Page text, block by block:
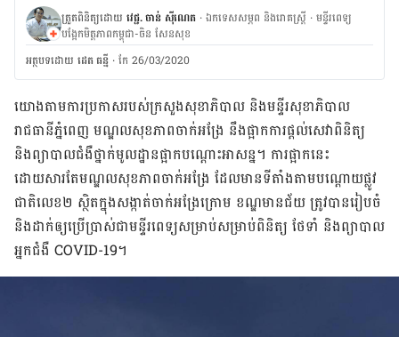
ត្រួតពិនិត្យដោយ វេជ្ជ. ចាន់ ស៊ីណេត ·ឯកទេសសម្ភព និងរោគស្ត្រី ·ម​ន្ទីរពេទ្យ
បង្អែកមិត្តភាពកម្ពុជា-ចិន សែនសុខ
អត្ថបទ​ដោយ ដេត ធន្នី ·កែ 26/03/2020
យោង​តាម​ការ​ប្រកាស​របស់​ក្រសួង​សុខាភិបាល និង​មន្ទីរ​សុខាភិបាល​
រាជធានី​​ភ្នំពេញ មណ្ឌល​សុខភាព​ចាក់អង្រែ នឹង​ផ្អាក​ការ​ផ្តល់​សេវា​ពិនិត្យ
និង​ព្យាបាល​ជំងឺ​ថ្នាក់​មូលដ្ឋាន​ផ្អាក​បណ្តោះ​អាសន្ន។ ការ​ផ្អាក​នេះ
ដោយសារ​តែ​មណ្ឌល​សុខភាព​ចាក់​អង្រែ ដែល​មាន​ទីតាំង​តាម​បណ្តោយ​ផ្លូវ​
ជាតិ​លេខ២ ស្ថិត​ក្នុង​សង្កាត់​ចាក់​អង្រែ​ក្រោម ខណ្ឌមានជ័យ ត្រូវ​បាន​រៀប​ចំ
និង​ដាក់​ឲ្យ​ប្រើប្រាស់​ជា​មន្ទីរពេទ្យ​សម្រាប់​សម្រាប់​ពិនិត្យ ថែទាំ និង​ព្យាបាល​
អ្នក​ជំងឺ COVID-19។